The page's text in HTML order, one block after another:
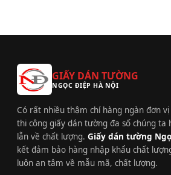
GIẤY DÁN TƯỜNG
NGỌC ĐIỆP HÀ NỘI
Có rất nhiều thậm chí hàng ngàn đơn vị
thi công giấy dán tường đa số chúng ta
lẫn về chất lượng. Giấy dán tường
kết đảm bảo hàng nhập khẩu chất
luôn an tâm về mẫu mã, chất lượng.